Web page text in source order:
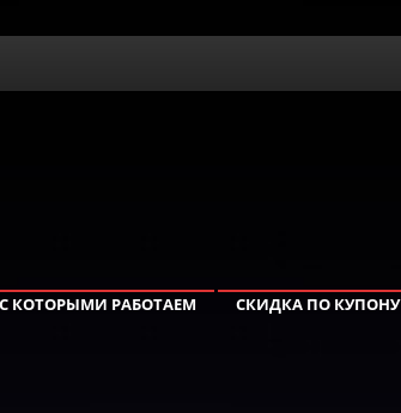
КОТОРЫМИ РАБОТАЕМ СКИДКА ПО КУПОНУ